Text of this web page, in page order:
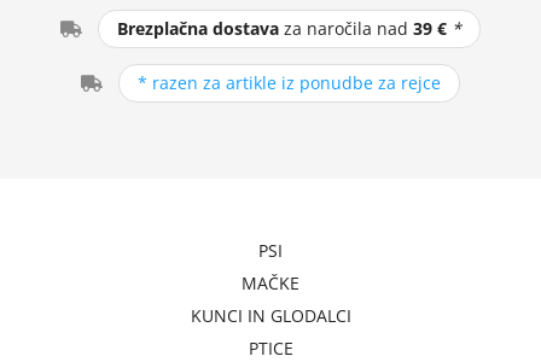
Brezplačna dostava za naročila nad39 € *
* razen za artikle iz ponudbe za rejce
PSI
MAČKE
KUNCI IN GLODALCI
PTICE